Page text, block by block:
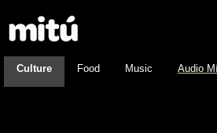
Culture Food Music Audio